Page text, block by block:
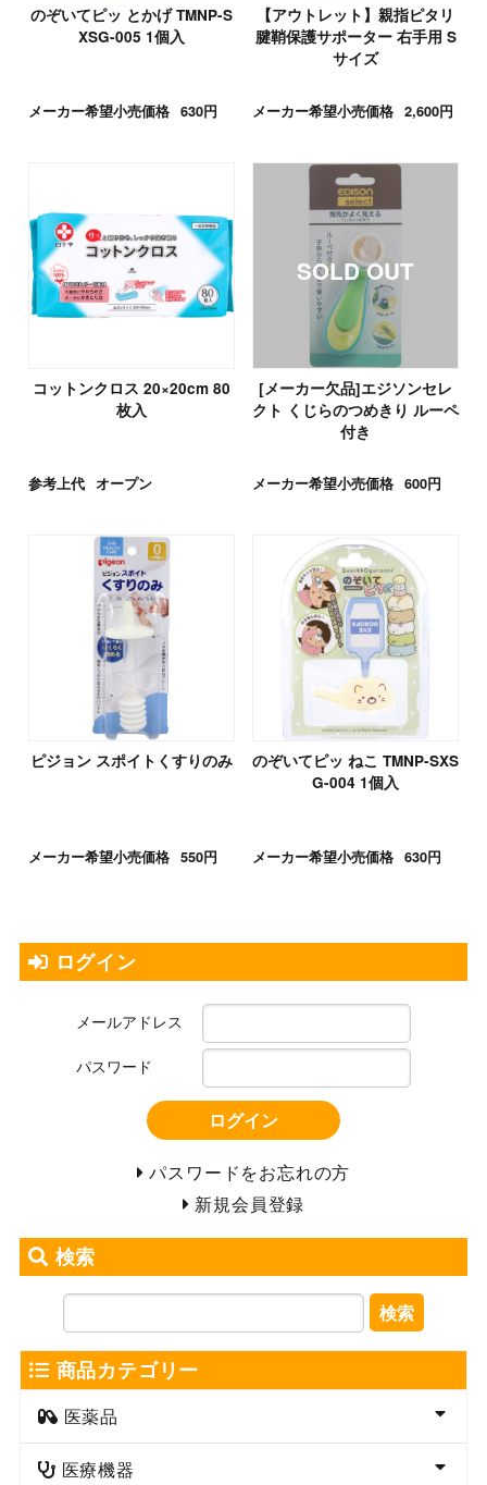
のぞいてピッ とかげ TMNP-S
XSG-005 1個入
メーカー希望小売価格 630円
【アウトレット】親指ピタリ
腱鞘保護サポーター 右手用 S
サイズ
メーカー希望小売価格 2,600円
コットンクロス 20×20cm 80
枚入
参考上代 オープン
[メーカー欠品]エジソンセレ
クト くじらのつめきり ルーペ
付き
メーカー希望小売価格 600円
ピジョン スポイトくすりのみ
メーカー希望小売価格 550円
のぞいてピッ ねこ TMNP-SXS
G-004 1個入
メーカー希望小売価格 630円
ログイン
メールアドレス
パスワード
ログイン
パスワードをお忘れの方
新規会員登録
検索
検索
商品カテゴリー
医薬品
医療機器